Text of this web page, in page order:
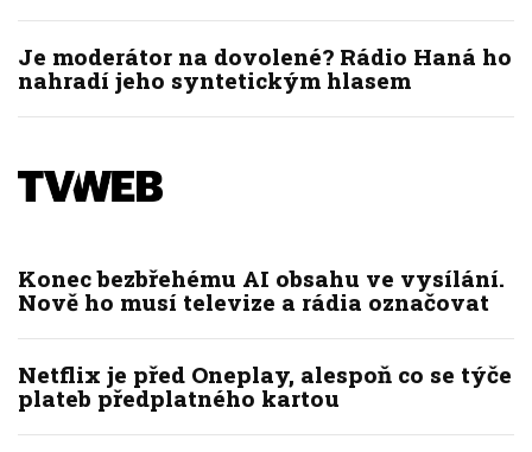
Je moderátor na dovolené? Rádio Haná ho
nahradí jeho syntetickým hlasem
Konec bezbřehému AI obsahu ve vysílání.
Nově ho musí televize a rádia označovat
Netflix je před Oneplay, alespoň co se týče
plateb předplatného kartou